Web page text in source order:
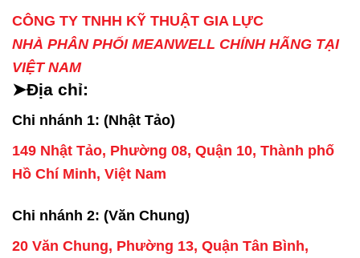
CÔNG TY TNHH KỸ THUẬT GIA LỰC
NHÀ PHÂN PHỐI MEANWELL CHÍNH HÃNG TẠI
VIỆT NAM
➤Địa chỉ:
Chi nhánh 1: (Nhật Tảo)
149 Nhật Tảo, Phường 08, Quận 10, Thành phố
Hồ Chí Minh, Việt Nam
Chi nhánh 2: (Văn Chung)
20 Văn Chung, Phường 13, Quận Tân Bình,